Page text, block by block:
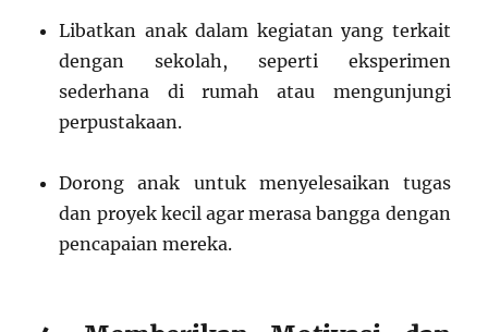
Libatkan anak dalam kegiatan yang terkait
dengan sekolah, seperti eksperimen
sederhana di rumah atau mengunjungi
perpustakaan.
Dorong anak untuk menyelesaikan tugas
dan proyek kecil agar merasa bangga dengan
pencapaian mereka.